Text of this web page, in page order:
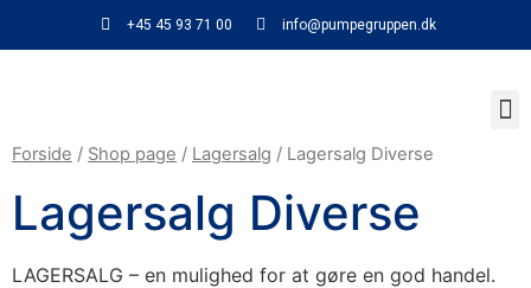
+45 45 93 71 00 info@pumpegruppen.dk
Forside / Shop page / Lagersalg / Lagersalg Diverse
Lagersalg Diverse
LAGERSALG – en mulighed for at gøre en god handel.